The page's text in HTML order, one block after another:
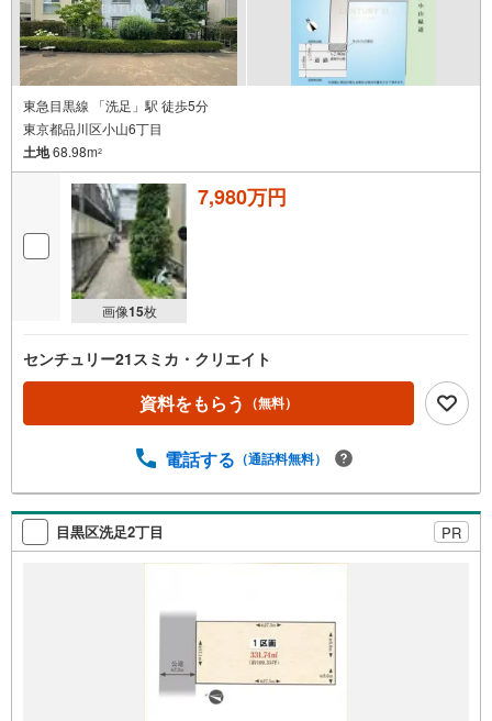
東急目黒線 「洗足」駅 徒歩5分
東京都品川区小山6丁目
土地68.98m2
画像15枚
7,980万円
センチュリー21スミカ・クリエイト
資料をもらう （無料）
電話する （通話料無料）
目黒区洗足2丁目 PR